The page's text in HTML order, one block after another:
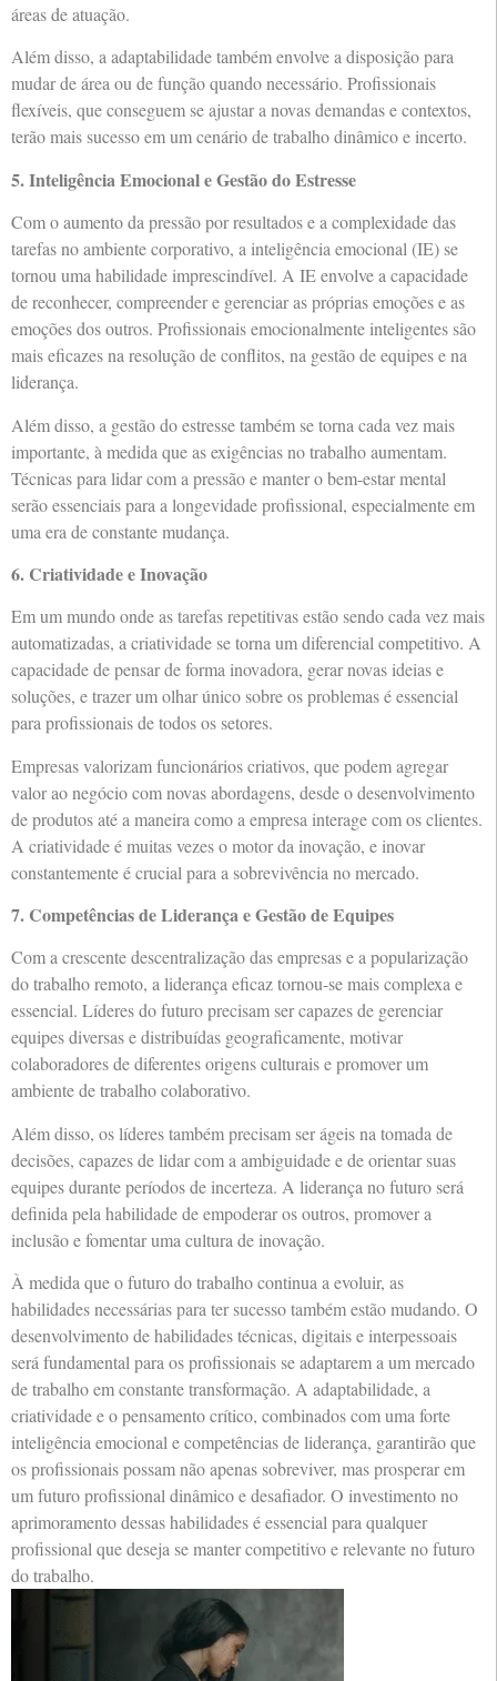
áreas de atuação.
Além disso, a adaptabilidade também envolve a disposição para
mudar de área ou de função quando necessário. Profissionais
flexíveis, que conseguem se ajustar a novas demandas e contextos,
terão mais sucesso em um cenário de trabalho dinâmico e incerto.
5. Inteligência Emocional e Gestão do Estresse
Com o aumento da pressão por resultados e a complexidade das
tarefas no ambiente corporativo, a inteligência emocional (IE) se
tornou uma habilidade imprescindível. A IE envolve a capacidade
de reconhecer, compreender e gerenciar as próprias emoções e as
emoções dos outros. Profissionais emocionalmente inteligentes são
mais eficazes na resolução de conflitos, na gestão de equipes e na
liderança.
Além disso, a gestão do estresse também se torna cada vez mais
importante, à medida que as exigências no trabalho aumentam.
Técnicas para lidar com a pressão e manter o bem-estar mental
serão essenciais para a longevidade profissional, especialmente em
uma era de constante mudança.
6. Criatividade e Inovação
Em um mundo onde as tarefas repetitivas estão sendo cada vez mais
automatizadas, a criatividade se torna um diferencial competitivo. A
capacidade de pensar de forma inovadora, gerar novas ideias e
soluções, e trazer um olhar único sobre os problemas é essencial
para profissionais de todos os setores.
Empresas valorizam funcionários criativos, que podem agregar
valor ao negócio com novas abordagens, desde o desenvolvimento
de produtos até a maneira como a empresa interage com os clientes.
A criatividade é muitas vezes o motor da inovação, e inovar
constantemente é crucial para a sobrevivência no mercado.
7. Competências de Liderança e Gestão de Equipes
Com a crescente descentralização das empresas e a popularização
do trabalho remoto, a liderança eficaz tornou-se mais complexa e
essencial. Líderes do futuro precisam ser capazes de gerenciar
equipes diversas e distribuídas geograficamente, motivar
colaboradores de diferentes origens culturais e promover um
ambiente de trabalho colaborativo.
Além disso, os líderes também precisam ser ágeis na tomada de
decisões, capazes de lidar com a ambiguidade e de orientar suas
equipes durante períodos de incerteza. A liderança no futuro será
definida pela habilidade de empoderar os outros, promover a
inclusão e fomentar uma cultura de inovação.
À medida que o futuro do trabalho continua a evoluir, as
habilidades necessárias para ter sucesso também estão mudando. O
desenvolvimento de habilidades técnicas, digitais e interpessoais
será fundamental para os profissionais se adaptarem a um mercado
de trabalho em constante transformação. A adaptabilidade, a
criatividade e o pensamento crítico, combinados com uma forte
inteligência emocional e competências de liderança, garantirão que
os profissionais possam não apenas sobreviver, mas prosperar em
um futuro profissional dinâmico e desafiador. O investimento no
aprimoramento dessas habilidades é essencial para qualquer
profissional que deseja se manter competitivo e relevante no futuro
do trabalho.